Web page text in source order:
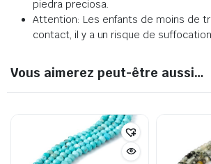
piedra preciosa.
Attention: Les enfants de moins de
contact, il y a un risque de
Vous aimerez peut-être aussi…